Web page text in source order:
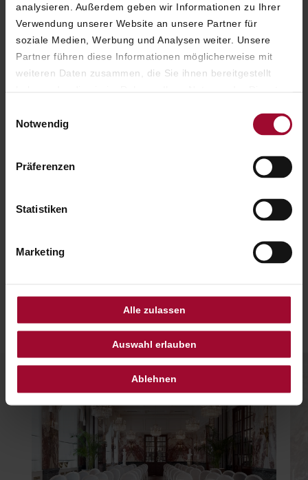
analysieren. Außerdem geben wir Informationen zu Ihrer
Verwendung unserer Website an unsere Partner für
soziale Medien, Werbung und Analysen weiter. Unsere
Partner führen diese Informationen möglicherweise mit
weiteren Daten zusammen, die Sie ihnen bereitgestellt
unsererDatenschutzerklärung
Notwendig
Präferenzen
Statistiken
Marketing
Alle zulassen
Auswahl erlauben
Ablehnen
Egal ob fruchtig, cremig oder unsere einmalig
schokoladige Original Sacher-Torte – unsere
Pâtissiers zaubern für Sie unvergleichliche
Kreationen.